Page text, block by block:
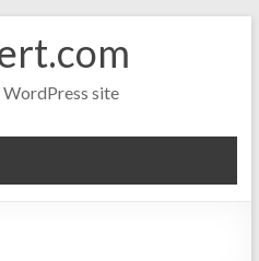
WordPress site